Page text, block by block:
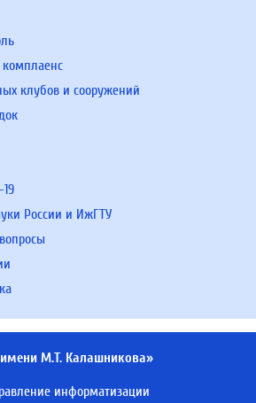
клубов и сооружений
России и ИжГТУ
М.Т. Калашникова»
информатизации